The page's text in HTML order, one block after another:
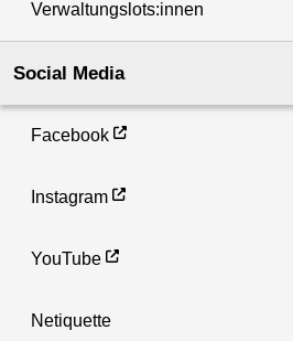
Verwaltungslots:innen
Social Media
Facebook
Instagram
YouTube
Netiquette